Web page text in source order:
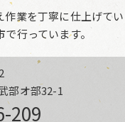
業を丁寧に仕上げて
行っています。
部オ部32-1
209